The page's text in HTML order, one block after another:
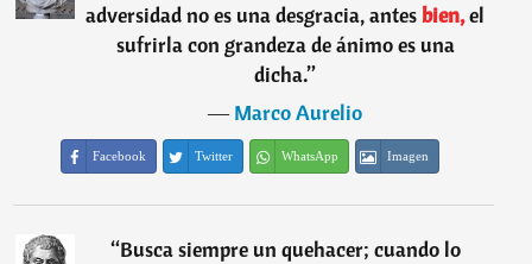
adversidad no es una desgracia, antesbien,el
sufrirla con grandeza de ánimo es una
dicha.”
―Marco Aurelio
Facebook Twitter WhatsApp Imagen
“Busca siempre un quehacer; cuando lo